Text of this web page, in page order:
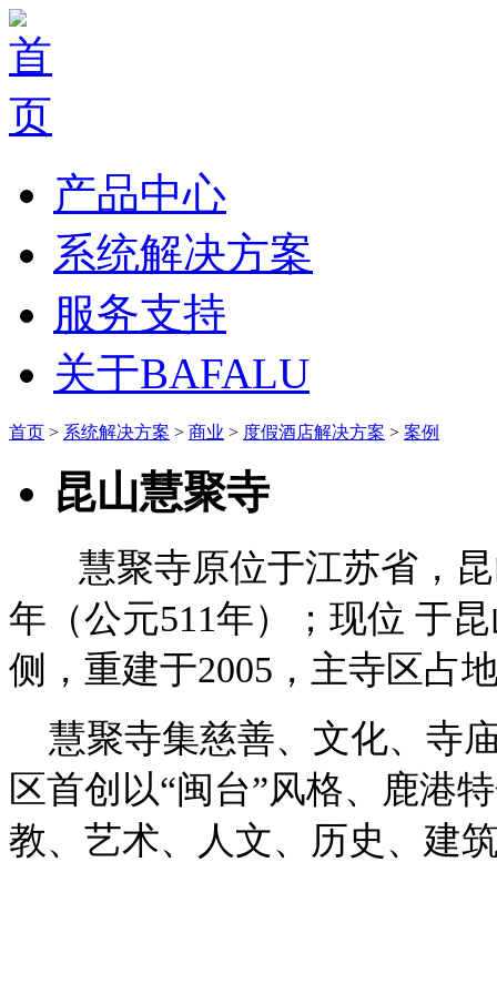
产品中心
系统解决方案
服务支持
关于BAFALU
首页 > 系统解决方案 > 商业 > 度假酒店解决方案 > 案例
昆山慧聚寺
慧聚寺原位于江苏省，
年（公元511年）；现位 于
侧，重建于2005，主寺区占
慧聚寺集慈善、文化、寺
区首创以“闽台”风格、鹿港
教、艺术、人文、历史、建